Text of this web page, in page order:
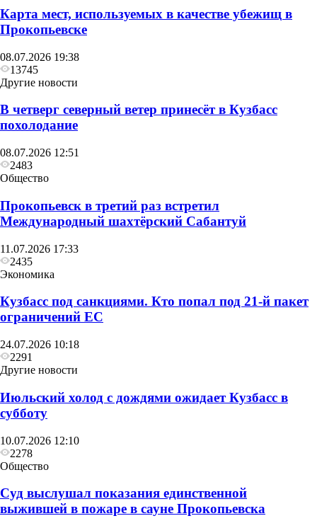
Карта мест, используемых в качестве убежищ в
Прокопьевске
08.07.2026 19:38
13745
Другие новости
В четверг северный ветер принесёт в Кузбасс
похолодание
08.07.2026 12:51
2483
Общество
Прокопьевск в третий раз встретил
Международный шахтёрский Сабантуй
11.07.2026 17:33
2435
Экономика
Кузбасс под санкциями. Кто попал под 21‑й пакет
ограничений ЕС
24.07.2026 10:18
2291
Другие новости
Июльский холод с дождями ожидает Кузбасс в
субботу
10.07.2026 12:10
2278
Общество
Суд выслушал показания единственной
выжившей в пожаре в сауне Прокопьевска